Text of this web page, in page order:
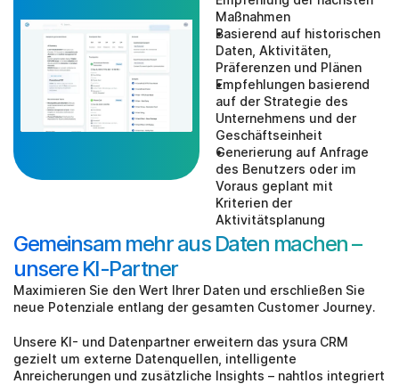
Maßnahmen
Basierend auf historischen
Daten, Aktivitäten,
Präferenzen und Plänen
Empfehlungen basierend
auf der Strategie des
Unternehmens und der
Geschäftseinheit
Generierung auf Anfrage
des Benutzers oder im
Voraus geplant mit
Kriterien der
Aktivitätsplanung
Gemeinsam mehr aus Daten machen –
unsere KI-Partner
Maximieren Sie den Wert Ihrer Daten und erschließen Sie
neue Potenziale entlang der gesamten Customer Journey.
Unsere KI- und Datenpartner erweitern das ysura CRM
gezielt um externe Datenquellen, intelligente
Anreicherungen und zusätzliche Insights – nahtlos integriert